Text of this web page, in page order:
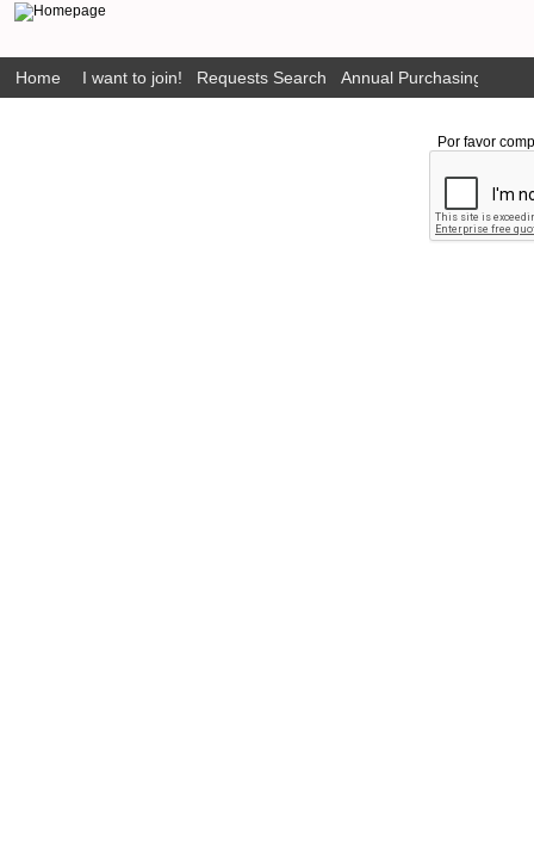
Home I want to join! Requests Search Annual Purchasing Plan
Por favor